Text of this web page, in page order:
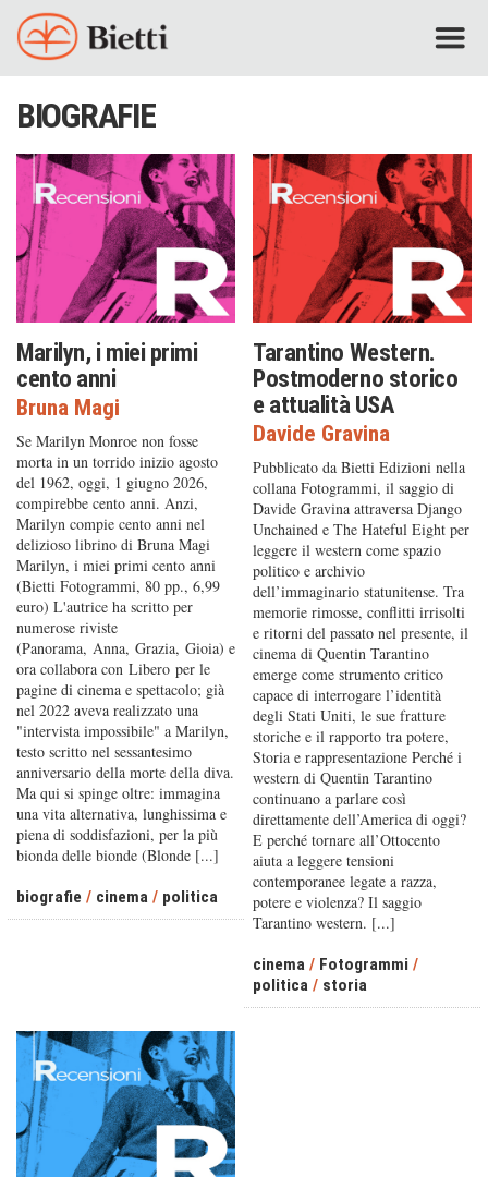
BIOGRAFIE
Marilyn, i miei primi
cento anni
Bruna Magi
Se Marilyn Monroe non fosse
morta in un torrido inizio agosto
del 1962, oggi, 1 giugno 2026,
compirebbe cento anni. Anzi,
Marilyn compie cento anni nel
delizioso librino di Bruna Magi
Marilyn, i miei primi cento anni
(Bietti Fotogrammi, 80 pp., 6,99
euro) L'autrice ha scritto per
numerose riviste
(Panorama, Anna, Grazia, Gioia) e
ora collabora con Libero per le
pagine di cinema e spettacolo; già
nel 2022 aveva realizzato una
"intervista impossibile" a Marilyn,
testo scritto nel sessantesimo
anniversario della morte della diva.
Ma qui si spinge oltre: immagina
una vita alternativa, lunghissima e
piena di soddisfazioni, per la più
bionda delle bionde (Blonde [...]
biografie / cinema / politica
Tarantino Western.
Postmoderno storico
e attualità USA
Davide Gravina
Pubblicato da Bietti Edizioni nella
collana Fotogrammi, il saggio di
Davide Gravina attraversa Django
Unchained e The Hateful Eight per
leggere il western come spazio
politico e archivio
dell’immaginario statunitense. Tra
memorie rimosse, conflitti irrisolti
e ritorni del passato nel presente, il
cinema di Quentin Tarantino
emerge come strumento critico
capace di interrogare l’identità
degli Stati Uniti, le sue fratture
storiche e il rapporto tra potere,
Storia e rappresentazione Perché i
western di Quentin Tarantino
continuano a parlare così
direttamente dell’America di oggi?
E perché tornare all’Ottocento
aiuta a leggere tensioni
contemporanee legate a razza,
potere e violenza? Il saggio
Tarantino western. [...]
cinema / Fotogrammi /
politica / storia